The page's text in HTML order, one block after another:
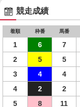
競走成績
着順 枠番 馬番
1 6 7
2
5 5
3
4 4
4
2 2
5
8 11